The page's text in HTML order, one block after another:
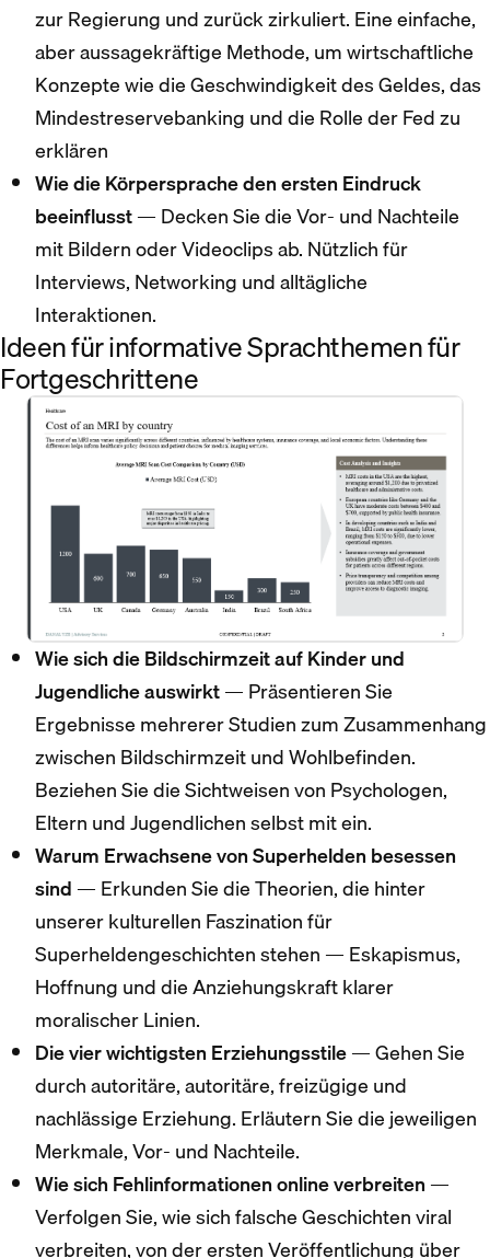
zur Regierung und zurück zirkuliert. Eine einfache,
aber aussagekräftige Methode, um wirtschaftliche
Konzepte wie die Geschwindigkeit des Geldes, das
Mindestreservebanking und die Rolle der Fed zu
erklären
Wie die Körpersprache den ersten Eindruck
beeinflusst— Decken Sie die Vor- und Nachteile
mit Bildern oder Videoclips ab. Nützlich für
Interviews, Networking und alltägliche
Interaktionen.
Ideen für informative Sprachthemen für
Fortgeschrittene
Wie sich die Bildschirmzeit auf Kinder und
Jugendliche auswirkt— Präsentieren Sie
Ergebnisse mehrerer Studien zum Zusammenhang
zwischen Bildschirmzeit und Wohlbefinden.
Beziehen Sie die Sichtweisen von Psychologen,
Eltern und Jugendlichen selbst mit ein.
Warum Erwachsene von Superhelden besessen
sind — Erkunden Sie die Theorien, die hinter
unserer kulturellen Faszination für
Superheldengeschichten stehen — Eskapismus,
Hoffnung und die Anziehungskraft klarer
moralischer Linien.
Die vier wichtigsten Erziehungsstile— Gehen Sie
durch autoritäre, autoritäre, freizügige und
nachlässige Erziehung. Erläutern Sie die jeweiligen
Merkmale, Vor- und Nachteile.
Wie sich Fehlinformationen online verbreiten —
Verfolgen Sie, wie sich falsche Geschichten viral
verbreiten, von der ersten Veröffentlichung über